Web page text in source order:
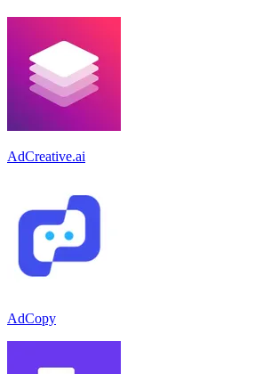
AdCreative.ai
AdCopy